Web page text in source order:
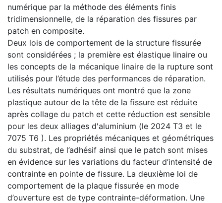
numérique par la méthode des éléments finis
tridimensionnelle, de la réparation des fissures par
patch en composite.
Deux lois de comportement de la structure fissurée
sont considérées ; la première est élastique linaire ou
les concepts de la mécanique linaire de la rupture sont
utilisés pour l’étude des performances de réparation.
Les résultats numériques ont montré que la zone
plastique autour de la tête de la fissure est réduite
après collage du patch et cette réduction est sensible
pour les deux alliages d'aluminium (le 2024 T3 et le
7075 T6 ). Les propriétés mécaniques et géométriques
du substrat, de l’adhésif ainsi que le patch sont mises
en évidence sur les variations du facteur d’intensité de
contrainte en pointe de fissure. La deuxième loi de
comportement de la plaque fissurée en mode
d’ouverture est de type contrainte-déformation. Une